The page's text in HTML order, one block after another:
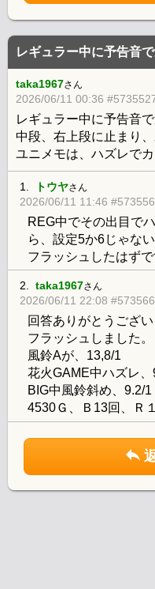
レギュラー中に予告音
taka1967さん
2026/06/11 00:36
レギュラー中に予告音
中段、右上段に止まり
ユニメモは、ハズレで
1. トウヤさん
2026/06/11 11:46
REG中でその出目で
ら、設定5か6じゃな
フラッシュしたはず
2. taka1967さん
2026/06/11 22:08
回答ありがとうござ
フラッシュしました。
風鈴Aが、13,8/1
花火GAME中ハズレ、
BIG中風鈴斜め、9.2/1
4530Ｇ、Ｂ13回、Ｒ